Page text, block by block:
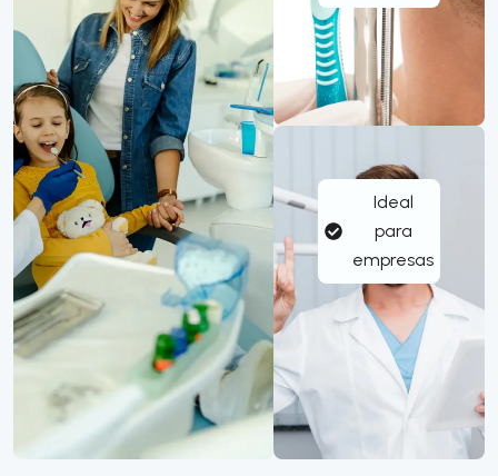
Ideal
para
empresas